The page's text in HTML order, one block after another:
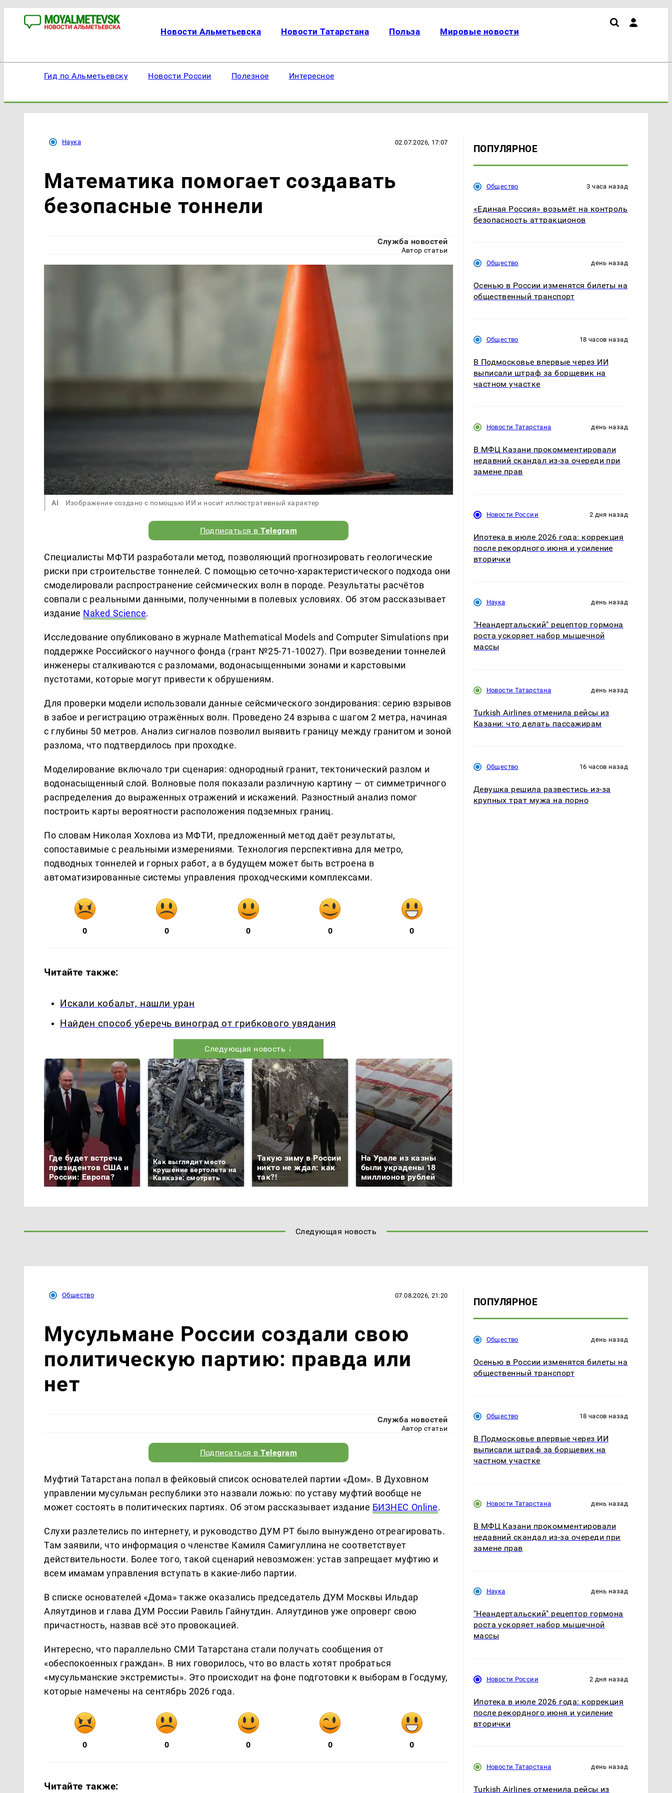
Новости Альметьевска Новости Татарстана Польза Мировые новости
Гид по Альметьевску Новости России Полезное Интересное
Наука 02.07.2026, 17:07
Математика помогает создавать
безопасные тоннели
Служба новостей
Автор статьи
AI Изображение создано с помощью ИИ и носит иллюстративный характер
Подписаться вTelegram
Специалисты МФТИ разработали метод, позволяющий прогнозировать геологические
риски при строительстве тоннелей. С помощью сеточно-характеристического подхода они
смоделировали распространение сейсмических волн в породе. Результаты расчётов
совпали с реальными данными, полученными в полевых условиях. Об этом рассказывает
издание Naked Science.
Исследование опубликовано в журнале Mathematical Models and Computer Simulations при
поддержке Российского научного фонда (грант №25-71-10027). При возведении тоннелей
инженеры сталкиваются с разломами, водонасыщенными зонами и карстовыми
пустотами, которые могут привести к обрушениям.
Для проверки модели использовали данные сейсмического зондирования: серию взрывов
в забое и регистрацию отражённых волн. Проведено 24 взрыва с шагом 2 метра, начиная
с глубины 50 метров. Анализ сигналов позволил выявить границу между гранитом и зоной
разлома, что подтвердилось при проходке.
Моделирование включало три сценария: однородный гранит, тектонический разлом и
водонасыщенный слой. Волновые поля показали различную картину — от симметричного
распределения до выраженных отражений и искажений. Разностный анализ помог
построить карты вероятности расположения подземных границ.
По словам Николая Хохлова из МФТИ, предложенный метод даёт результаты,
сопоставимые с реальными измерениями. Технология перспективна для метро,
подводных тоннелей и горных работ, а в будущем может быть встроена в
автоматизированные системы управления проходческими комплексами.
0 0 0 0 0
Читайте также:
Искали кобальт, нашли уран
Найден способ уберечь виноград от грибкового увядания
Следующая новость ↓
Где будет встреча
президентов США и
России: Европа?
Как выглядит место
крушение вертолета на
Кавказе: смотреть
Такую зиму в России
никто не ждал: как
так?!
На Урале из казны
были украдены 18
миллионов рублей
ПОПУЛЯРНОЕ
Общество 3 часа назад
«Единая Россия» возьмёт на контроль
безопасность аттракционов
Общество день назад
Осенью в России изменятся билеты на
общественный транспорт
Общество 18 часов назад
В Подмосковье впервые через ИИ
выписали штраф за борщевик на
частном участке
Новости Татарстана день назад
В МФЦ Казани прокомментировали
недавний скандал из-за очереди при
замене прав
Новости России 2 дня назад
Ипотека в июле 2026 года: коррекция
после рекордного июня и усиление
вторички
Наука день назад
"Неандертальский" рецептор гормона
роста ускоряет набор мышечной
массы
Новости Татарстана день назад
Turkish Airlines отменила рейсы из
Казани: что делать пассажирам
Общество 16 часов назад
Девушка решила развестись из-за
крупных трат мужа на порно
Следующая новость
Общество 07.08.2026, 21:20
Мусульмане России создали свою
политическую партию: правда или
нет
Служба новостей
Автор статьи
Подписаться вTelegram
Муфтий Татарстана попал в фейковый список основателей партии «Дом». В Духовном
управлении мусульман республики это назвали ложью: по уставу муфтий вообще не
может состоять в политических партиях. Об этом рассказывает издание БИЗНЕС Online.
Слухи разлетелись по интернету, и руководство ДУМ РТ было вынуждено отреагировать.
Там заявили, что информация о членстве Камиля Самигуллина не соответствует
действительности. Более того, такой сценарий невозможен: устав запрещает муфтию и
всем имамам управления вступать в какие-либо партии.
В списке основателей «Дома» также оказались председатель ДУМ Москвы Ильдар
Аляутдинов и глава ДУМ России Равиль Гайнутдин. Аляутдинов уже опроверг свою
причастность, назвав всё это провокацией.
Интересно, что параллельно СМИ Татарстана стали получать сообщения от
«обеспокоенных граждан». В них говорилось, что во власть хотят пробраться
«мусульманские экстремисты». Это происходит на фоне подготовки к выборам в Госдуму,
которые намечены на сентябрь 2026 года.
0 0 0 0 0
Читайте также:
ПОПУЛЯРНОЕ
Общество день назад
Осенью в России изменятся билеты на
общественный транспорт
Общество 18 часов назад
В Подмосковье впервые через ИИ
выписали штраф за борщевик на
частном участке
Новости Татарстана день назад
В МФЦ Казани прокомментировали
недавний скандал из-за очереди при
замене прав
Наука день назад
"Неандертальский" рецептор гормона
роста ускоряет набор мышечной
массы
Новости России 2 дня назад
Ипотека в июле 2026 года: коррекция
после рекордного июня и усиление
вторички
Новости Татарстана день назад
Turkish Airlines отменила рейсы из